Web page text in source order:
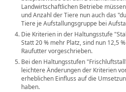
Landwirtschaftlichen Betriebe
und Anzahl der Tiere nun auch das
Tiere je Aufstallungsgruppe bei
Die Kriterien in der Haltungsstufe
Statt 20 % mehr Platz, sind nun 12,5
Raufutter vorgeschrieben.
Bei den Haltungsstufen Frischluftstall
leichtere Änderungen der Kriterien
erheblichen Einfluss auf die
haben.